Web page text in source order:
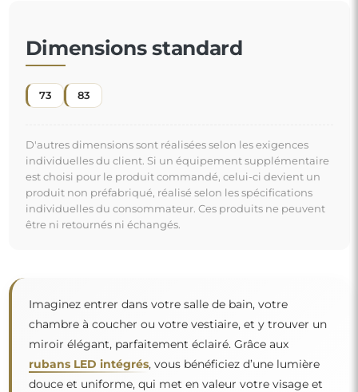
Dimensions standard
73 83
D'autres dimensions sont réalisées selon les exigences
individuelles du client. Si un équipement supplémentaire
est choisi pour le produit commandé, celui-ci devient un
produit non préfabriqué, réalisé selon les spécifications
individuelles du consommateur. Ces produits ne peuvent
être ni retournés ni échangés.
Imaginez entrer dans votre salle de bain, votre
chambre à coucher ou votre vestiaire, et y trouver un
miroir élégant, parfaitement éclairé. Grâce aux
rubans LED intégrés, vous bénéficiez d’une lumière
douce et uniforme, qui met en valeur votre visage et